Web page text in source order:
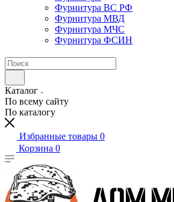
Фурнитура ВС РФ
Фурнитура МВД
Фурнитура МЧС
Фурнитура ФСИН
Каталог
По всему сайту
По каталогу
Избранные товары 0
Корзина 0